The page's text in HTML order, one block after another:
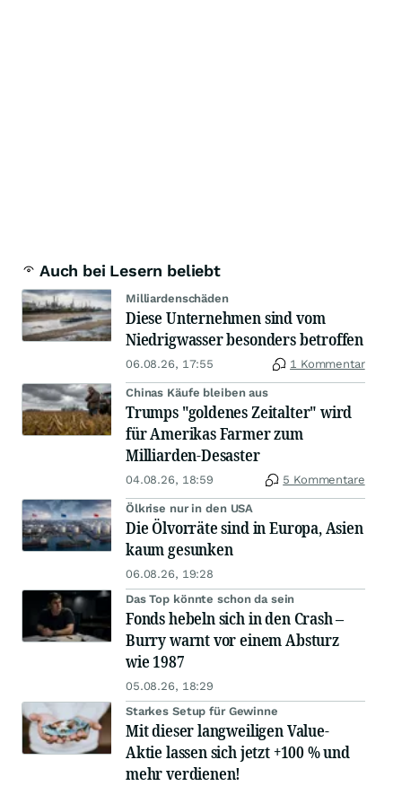
Auch bei Lesern beliebt
Milliardenschäden
Diese Unternehmen sind vom
Niedrigwasser besonders betroffen
06.08.26, 17:55 1 Kommentar
Chinas Käufe bleiben aus
Trumps "goldenes Zeitalter" wird
für Amerikas Farmer zum
Milliarden-Desaster
04.08.26, 18:59 5 Kommentare
Ölkrise nur in den USA
Die Ölvorräte sind in Europa, Asien
kaum gesunken
06.08.26, 19:28
Das Top könnte schon da sein
Fonds hebeln sich in den Crash –
Burry warnt vor einem Absturz
wie 1987
05.08.26, 18:29
Starkes Setup für Gewinne
Mit dieser langweiligen Value-
Aktie lassen sich jetzt +100 % und
mehr verdienen!